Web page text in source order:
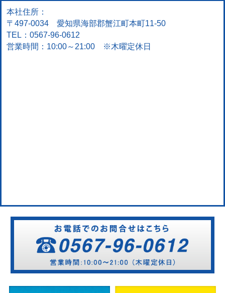
本社住所：
〒497-0034 愛知県海部郡蟹江町本町11-50
TEL：0567-96-0612
営業時間：10:00～21:00 ※木曜定休日